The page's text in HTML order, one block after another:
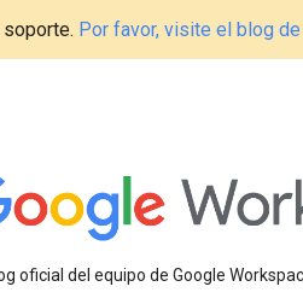
Por favor, visite el blog
oficial del equipo de Google